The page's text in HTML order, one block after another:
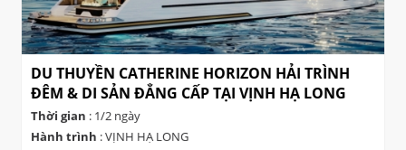
DU THUYỀN CATHERINE HORIZON HẢI TRÌNH
ĐÊM & DI SẢN ĐẲNG CẤP TẠI VỊNH HẠ LONG
Thời gian : 1/2 ngày
Hành trình : VỊNH HẠ LONG